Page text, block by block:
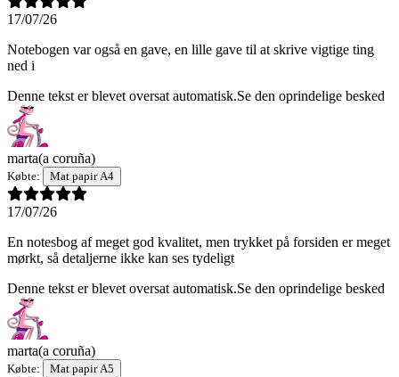
17/07/26
Notebogen var også en gave, en lille gave til at skrive vigtige ting
ned i
Denne tekst er blevet oversat automatisk.Se den oprindelige besked
marta(a coruña)
Købte: Mat papir A4
17/07/26
En notesbog af meget god kvalitet, men trykket på forsiden er meget
mørkt, så detaljerne ikke kan ses tydeligt
Denne tekst er blevet oversat automatisk.Se den oprindelige besked
marta(a coruña)
Købte: Mat papir A5